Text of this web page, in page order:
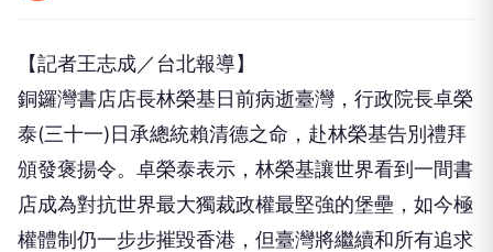
【記者王志成／台北報導】
銅鑼灣書店店長林榮基日前病逝臺灣，行政院長卓榮
泰(三十一)日承總統賴清德之命，赴林榮基告別禮拜
頒發褒揚令。卓榮泰表示，林榮基讓世界看到一間書
店成為對抗世界最大獨裁政權最堅強的堡壘，如今極
權體制仍一步步摧毀香港，但臺灣將繼續和所有追求